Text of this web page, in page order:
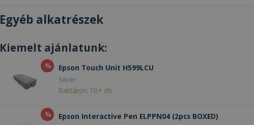
Egyéb alkatrészek
Kiemelt ajánlatunk:
% Epson Touch Unit H599LCU
Silver
Raktáron 10+ db
% Epson Interactive Pen ELPPN04 (2pcs BOXED)